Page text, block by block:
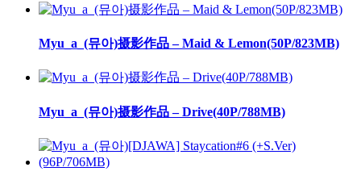
Myu_a_(뮤아)摄影作品 – Maid & Lemon(50P/823MB)
Myu_a_(뮤아)摄影作品 – Drive(40P/788MB)